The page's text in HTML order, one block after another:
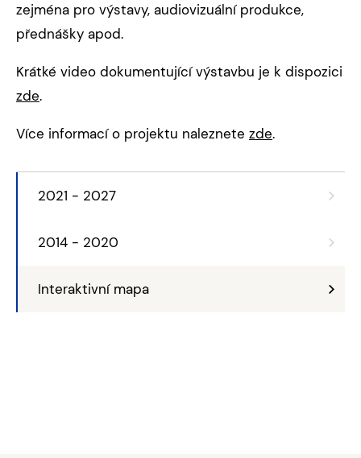
2021 - 2027
2014 - 2020
Interaktivní mapa
zejména pro výstavy, audiovizuální produkce,
přednášky apod.
Krátké video dokumentující výstavbu je k dispozici
zde.
Více informací o projektu naleznete zde.